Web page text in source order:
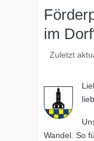
im
Zuletzt
Wandel. So